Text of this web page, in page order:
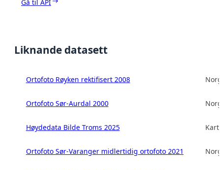
Gå til API
Liknande datasett
Ortofoto Røyken rektifisert 2008
Ortofoto Sør-Aurdal 2000
Høydedata Bilde Troms 2025
Ortofoto Sør-Varanger midlertidig ortofoto 2021